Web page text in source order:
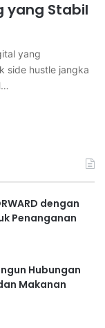
yang Stabil
yang
side hustle jangka
dengan
Penanganan
Hubungan
Makanan